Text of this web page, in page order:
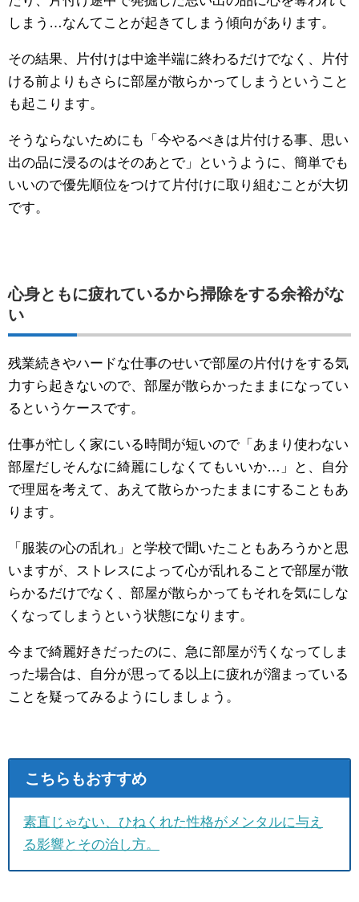
しまう…なんてことが起きてしまう傾向があります。
その結果、片付けは中途半端に終わるだけでなく、片付
ける前よりもさらに部屋が散らかってしまうということ
も起こります。
そうならないためにも「今やるべきは片付ける事、思い
出の品に浸るのはそのあとで」というように、簡単でも
いいので優先順位をつけて片付けに取り組むことが大切
です。
心身ともに疲れているから掃除をする余裕がな
い
残業続きやハードな仕事のせいで部屋の片付けをする気
力すら起きないので、部屋が散らかったままになってい
るというケースです。
仕事が忙しく家にいる時間が短いので「あまり使わない
部屋だしそんなに綺麗にしなくてもいいか…」と、自分
で理屈を考えて、あえて散らかったままにすることもあ
ります。
「服装の心の乱れ」と学校で聞いたこともあろうかと思
いますが、ストレスによって心が乱れることで部屋が散
らかるだけでなく、部屋が散らかってもそれを気にしな
くなってしまうという状態になります。
今まで綺麗好きだったのに、急に部屋が汚くなってしま
った場合は、自分が思ってる以上に疲れが溜まっている
ことを疑ってみるようにしましょう。
こちらもおすすめ
素直じゃない、ひねくれた性格がメンタルに与え
る影響とその治し方。